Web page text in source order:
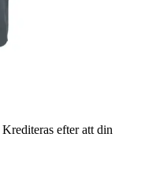
Krediteras efter att din